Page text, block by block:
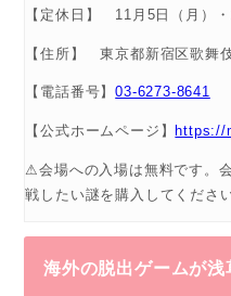
【定休日】 11月5日（月）・
【住所】 東京都新宿区歌舞
【電話番号】03-6273-8641
【公式ホームページ】 https://
⚠会場への入場は無料です。
戦したい謎を購入してくださ
海外の脱出ゲームが